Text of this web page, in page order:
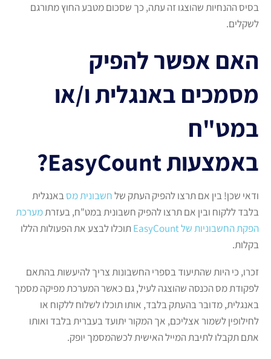
בסיס ההנחיות שהוצגו זה עתה, כך שסכום מטבע החוץ מתורגם
לשקלים.
האם אפשר להפיק
מסמכים באנגלית ו/או
במט"ח
באמצעותEasyCount
?
ודאי שכן! בין אם תרצו להפיק העתק שלחשבונית מסבאנגלית
בלבד ללקוח ובין אם תרצו להפיק חשבונית במט"ח, בעזרתמערכת
הפקת החשבוניות של EasyCount
תוכלו לבצע את הפעולות הללו
בקלות.
זכרו, כי היות שהתיעוד בספרי החשבונות צריך להיעשות בהתאם
לפקודת מס הכנסה שהוצגה לעיל, גם כאשר המערכת מפיקה מסמך
באנגלית, מדובר בהעתק בלבד, אותו תוכלו לשלוח ללקוח או
לחילופין לשמור אצליכם, אך המקור יתועד בעברית בלבד ואותו
אתם תקבלו לתיבת המייל האישית לכשהמסמך יופק.